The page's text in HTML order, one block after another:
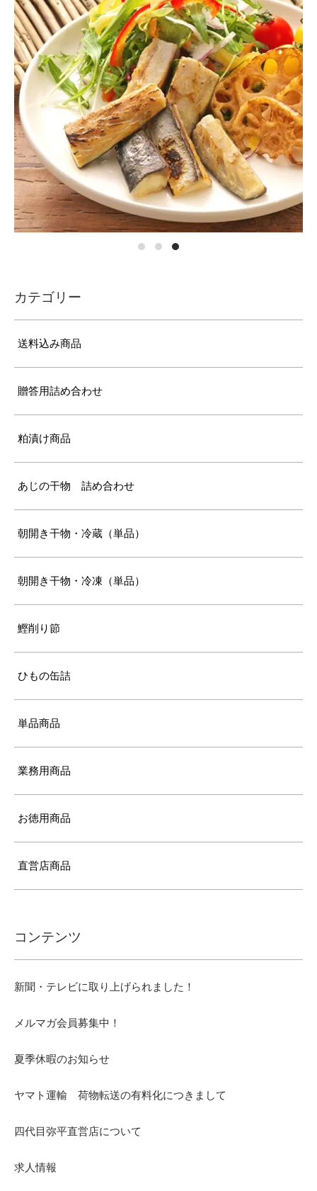
カテゴリー
送料込み商品
贈答用詰め合わせ
粕漬け商品
あじの干物 詰め合わせ
朝開き干物・冷蔵（単品）
朝開き干物・冷凍（単品）
鰹削り節
ひもの缶詰
単品商品
業務用商品
お徳用商品
直営店商品
コンテンツ
新聞・テレビに取り上げられました！
メルマガ会員募集中！
夏季休暇のお知らせ
ヤマト運輸 荷物転送の有料化につきまして
四代目弥平直営店について
求人情報